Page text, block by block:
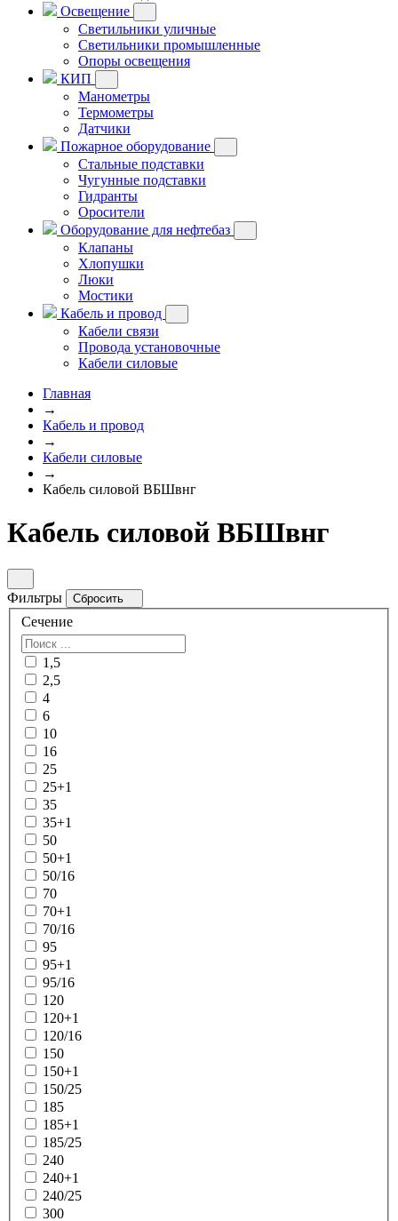
Освещение
Светильники уличные
Светильники промышленные
Опоры освещения
КИП
Манометры
Термометры
Датчики
Пожарное оборудование
Стальные подставки
Чугунные подставки
Гидранты
Оросители
Оборудование для нефтебаз
Клапаны
Хлопушки
Люки
Мостики
Кабель и провод
Кабели связи
Провода установочные
Кабели силовые
Главная
→
Кабель и провод
→
Кабели силовые
→
Кабель силовой ВБШвнг
Кабель силовой ВБШвнг
Фильтры Сбросить
Сечение
1,5
2,5
4
6
10
16
25
25+1
35
35+1
50
50+1
50/16
70
70+1
70/16
95
95+1
95/16
120
120+1
120/16
150
150+1
150/25
185
185+1
185/25
240
240+1
240/25
300